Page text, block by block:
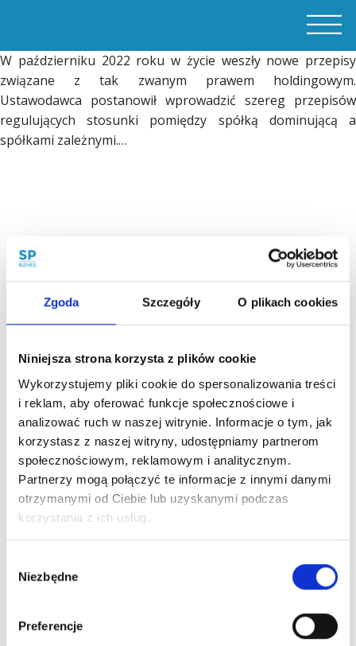
Zgoda Szczegóły O plikach cookies
Niniejsza strona korzysta z plików cookie
Wykorzystujemy pliki cookie do spersonalizowania treści
i reklam, aby oferować funkcje społecznościowe i
analizować ruch w naszej witrynie. Informacje o tym, jak
korzystasz z naszej witryny, udostępniamy partnerom
społecznościowym, reklamowym i analitycznym.
Partnerzy mogą połączyć te informacje z innymi danymi
otrzymanymi od Ciebie lub uzyskanymi podczas
korzystania z ich usług.
zgody
Niezbędne
Preferencje
W październiku 2022 roku w życie weszły nowe przepisy
związane z tak zwanym prawem holdingowym.
Ustawodawca postanowił wprowadzić szereg przepisów
regulujących stosunki pomiędzy spółką dominującą a
spółkami zależnymi.…